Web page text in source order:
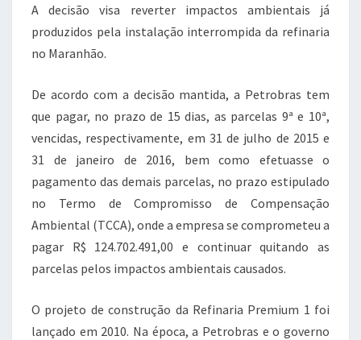
A decisão visa reverter impactos ambientais já
produzidos pela instalação interrompida da refinaria
no Maranhão.
De acordo com a decisão mantida, a Petrobras tem
que pagar, no prazo de 15 dias, as parcelas 9ª e 10ª,
vencidas, respectivamente, em 31 de julho de 2015 e
31 de janeiro de 2016, bem como efetuasse o
pagamento das demais parcelas, no prazo estipulado
no Termo de Compromisso de Compensação
Ambiental (TCCA), onde a empresa se comprometeu a
pagar R$ 124.702.491,00 e continuar quitando as
parcelas pelos impactos ambientais causados.
O projeto de construção da Refinaria Premium 1 foi
lançado em 2010. Na época, a Petrobras e o governo